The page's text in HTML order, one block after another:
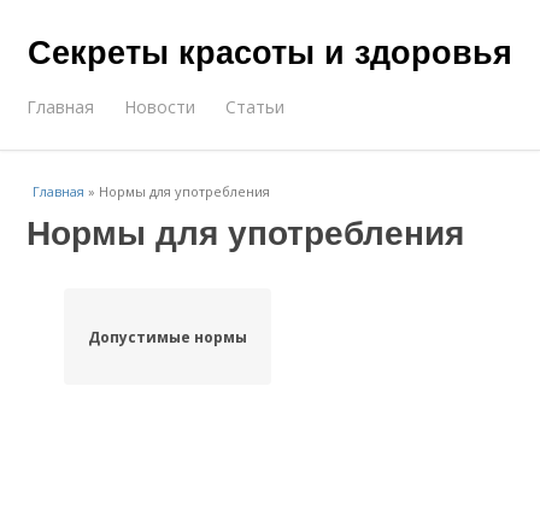
Секреты красоты и здоровья
Главная Новости Статьи
Главная » Нормы для употребления
Нормы для употребления
Допустимые нормы